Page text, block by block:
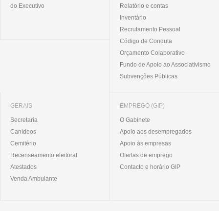
do Executivo
Relatório e contas
Inventário
Recrutamento Pessoal
Código de Conduta
Orçamento Colaborativo
Fundo de Apoio ao Associativismo
Subvenções Públicas
GERAIS
Secretaria
Canídeos
Cemitério
Recenseamento eleitoral
Atestados
Venda Ambulante
EMPREGO (GIP)
O Gabinete
Apoio aos desempregados
Apoio às empresas
Ofertas de emprego
Contacto e horário GIP